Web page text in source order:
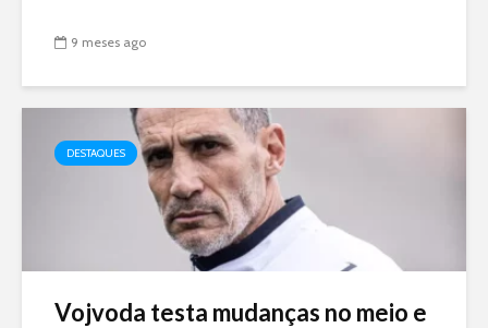
9 meses ago
DESTAQUES
Vojvoda testa mudanças no meio e